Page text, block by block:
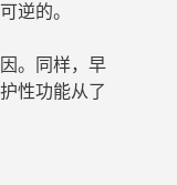
逆的。
。同样，早
性功能从了